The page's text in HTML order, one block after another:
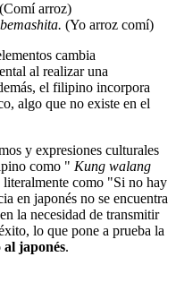
(Comí arroz)
(Yo arroz comí)
cambia
al realizar una
el filipino incorpora
algo que no existe en el
y expresiones culturales
como " Kung walang
literalmente como "Si no hay
en japonés no se encuentra
la necesidad de transmitir
lo que pone a prueba la
japonés.